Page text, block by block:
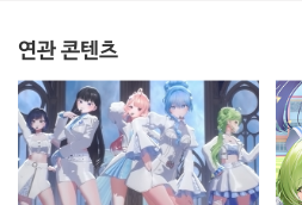
연관 콘텐츠